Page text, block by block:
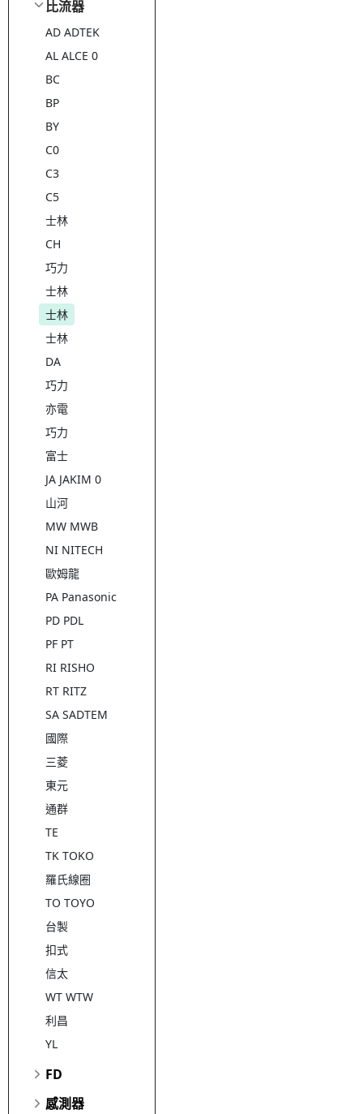
比流器
AD ADTEK
AL ALCE 0
BC
BP
BY
C0
C3
C5
士林
CH
巧力
士林
士林
士林
DA
巧力
亦電
巧力
富士
JA JAKIM 0
山河
MW MWB
NI NITECH
歐姆龍
PA Panasonic
PD PDL
PF PT
RI RISHO
RT RITZ
SA SADTEM
國際
三菱
東元
通群
TE
TK TOKO
羅氏線圈
TO TOYO
台製
扣式
信太
WT WTW
利昌
YL
FD
感測器